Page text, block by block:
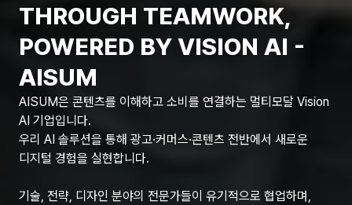
THROUGH TEAMWORK,
POWERED BY VISION AI -
AISUM
AISUM은 콘텐츠를 이해하고 소비를 연결하는 멀티모달 Vision
AI 기업입니다.
우리 AI 솔루션을 통해 광고·커머스·콘텐츠 전반에서 새로운
디지털 경험을 실현합니다.
기술, 전략, 디자인 분야의 전문가들이 유기적으로 협업하며,